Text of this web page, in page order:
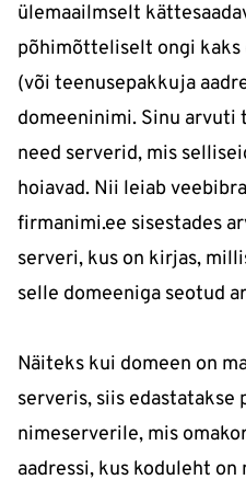
ülemaailmselt
põhimõtteliselt ongi
(või teenusepakkuja
domeeninimi. Sinu arvuti
need serverid, mis
hoiavad. Nii leiab
firmanimi.ee sisestades
serveri, kus on kirjas,
selle domeeniga seotud
Näiteks kui domeen on
serveris, siis edastatakse
nimeserverile, mis
aadressi, kus koduleht